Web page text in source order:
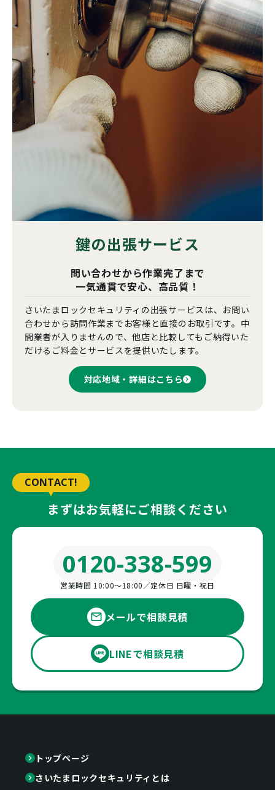
鍵の出張サービス
問い合わせから作業完了まで
一気通貫で安心、高品質！
さいたまロックセキュリティの出張サービスは、お問い
合わせから訪問作業までお客様と直接のお取引です。中
間業者が入りませんので、他店と比較してもご納得いた
だけるご料金とサービスを提供いたします。
対応地域・詳細はこちら
CONTACT!
まずはお気軽にご相談ください
0120-338-599
営業時間 10:00〜18:00／定休日 日曜・祝日
メールで相談見積
LINEで相談見積
トップページ
さいたまロックセキュリティとは